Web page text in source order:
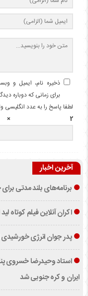
ذخیره نام، ایمیل و
برای زمانی که دوباره
لطفا پاسخ را به عدد انگلیسی
2 × 4 =
آخرین اخبار
برنامه‌های بلند مدتی
اکران آنلاین فیلم کوتاه
پدر جوان انرژی
استاد وحیدرضا خسروی
ایران و کره جنوبی شد